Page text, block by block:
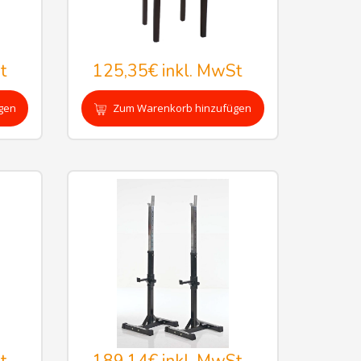
125,35€ inkl. MwSt
Zum Warenkorb hinzufügen